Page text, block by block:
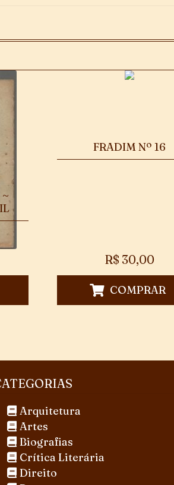
FRADIM Nº 16
R$ 30,00
COMPRAR
Arquitetura
Artes
Biografias
Crítica Literária
Direito